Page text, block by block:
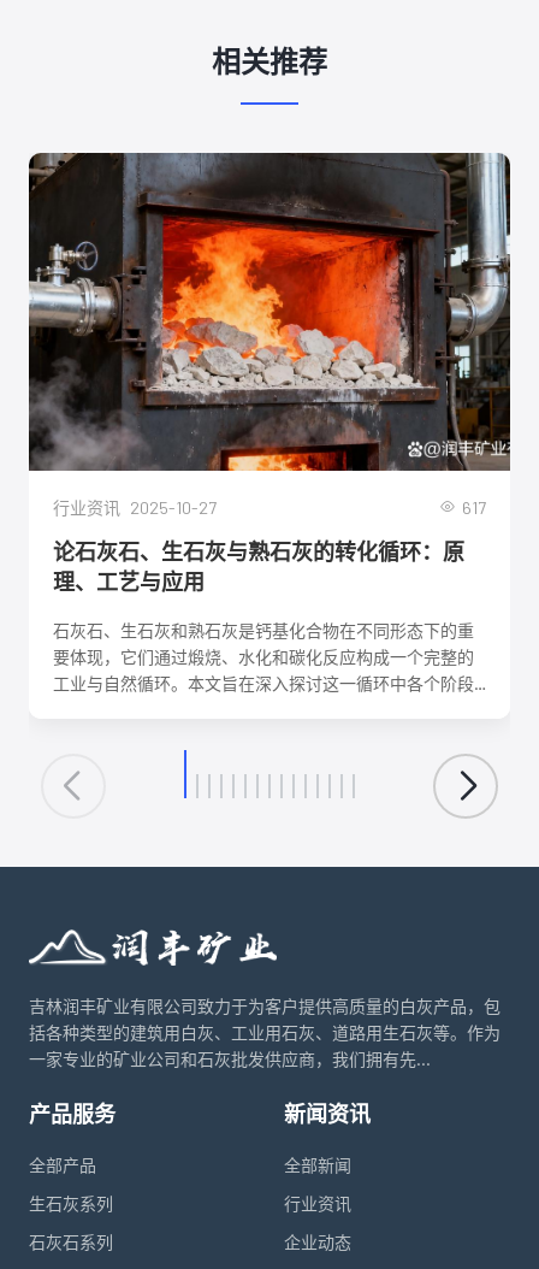
相关推荐
行业资讯 2025-10-27 617
论石灰石、生石灰与熟石灰的转化循环：原
理、工艺与应用
石灰石、生石灰和熟石灰是钙基化合物在不同形态下的重
要体现，它们通过煅烧、水化和碳化反应构成一个完整的
工业与自然循环。本文旨在深入探讨这一循环中各个阶段
优化生产工艺、降低能耗、实现资源可持续利用具有重要
意义。
吉林润丰矿业有限公司致力于为客户提供高质量的白灰产品，包
括各种类型的建筑用白灰、工业用石灰、道路用生石灰等。作为
一家专业的矿业公司和石灰批发供应商，我们拥有先...
产品服务
全部产品
生石灰系列
石灰石系列
新闻资讯
全部新闻
行业资讯
企业动态